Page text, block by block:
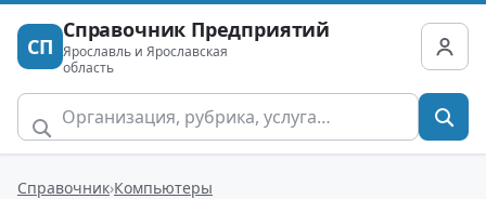
СП
Справочник Предприятий
Ярославль и Ярославская
область
Справочник Компьютеры